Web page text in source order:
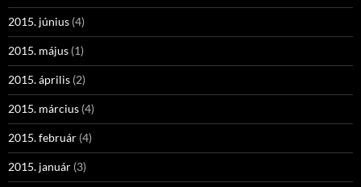
2015. június (4)
2015. május (1)
2015. április (2)
2015. március (4)
2015. február (4)
2015. január (3)